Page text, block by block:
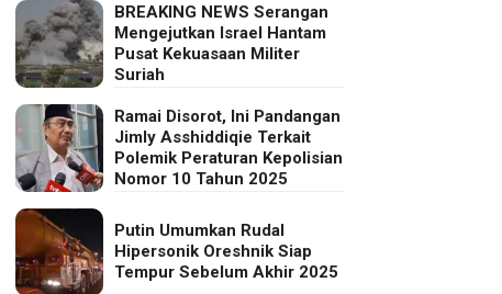
BREAKING NEWS Serangan
Mengejutkan Israel Hantam
Pusat Kekuasaan Militer
Suriah
Ramai Disorot, Ini Pandangan
Jimly Asshiddiqie Terkait
Polemik Peraturan Kepolisian
Nomor 10 Tahun 2025
Putin Umumkan Rudal
Hipersonik Oreshnik Siap
Tempur Sebelum Akhir 2025